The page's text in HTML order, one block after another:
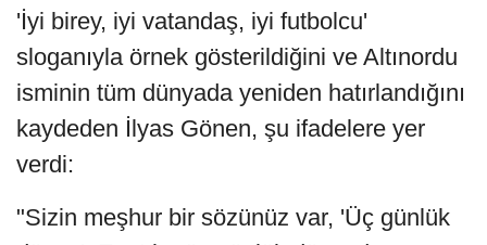
'İyi birey, iyi vatandaş, iyi futbolcu'
sloganıyla örnek gösterildiğini ve Altınordu
isminin tüm dünyada yeniden hatırlandığını
kaydeden İlyas Gönen, şu ifadelere yer
verdi:
"Sizin meşhur bir sözünüz var, 'Üç günlük